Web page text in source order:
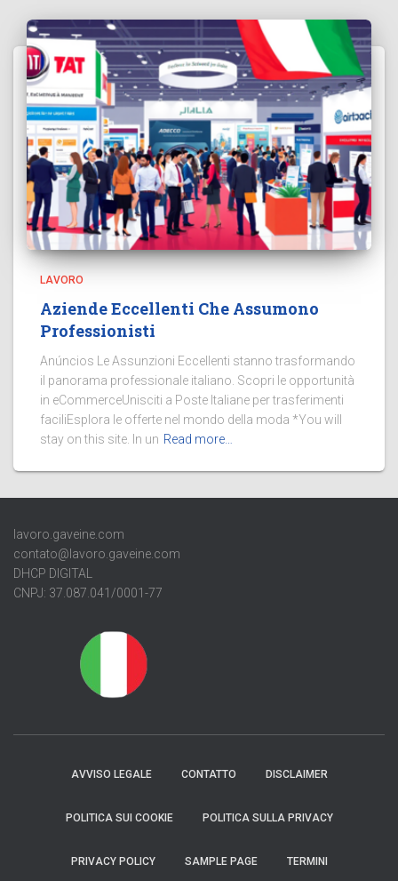
LAVORO
Aziende Eccellenti Che Assumono
Professionisti
Anúncios Le Assunzioni Eccellenti stanno trasformando
il panorama professionale italiano. Scopri le opportunità
in eCommerceUnisciti a Poste Italiane per trasferimenti
faciliEsplora le offerte nel mondo della moda *You will
stay on this site. In un Read more…
lavoro.gaveine.com
contato@lavoro.gaveine.com
DHCP DIGITAL
CNPJ: 37.087.041/0001-77
AVVISO LEGALE CONTATTO DISCLAIMER
POLITICA SUI COOKIE POLITICA SULLA PRIVACY
PRIVACY POLICY SAMPLE PAGE TERMINI